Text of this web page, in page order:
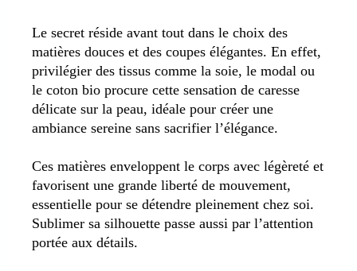
Le secret réside avant tout dans le choix des
matières douces et des coupes élégantes. En effet,
privilégier des tissus comme la soie, le modal ou
le coton bio procure cette sensation de caresse
délicate sur la peau, idéale pour créer une
ambiance sereine sans sacrifier l’élégance.
Ces matières enveloppent le corps avec légèreté et
favorisent une grande liberté de mouvement,
essentielle pour se détendre pleinement chez soi.
Sublimer sa silhouette passe aussi par l’attention
portée aux détails.